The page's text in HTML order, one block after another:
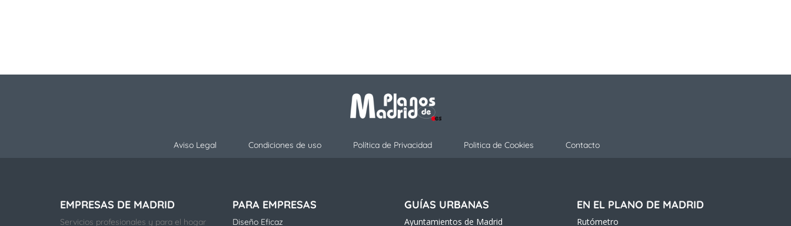
Aviso Legal Condiciones de uso Política de Privacidad Politica de Cookies Contacto
EMPRESAS DE MADRID
Servicios profesionales y para el hogar
PARA EMPRESAS
Diseño Eficaz
GUÍAS URBANAS
Ayuntamientos de Madrid
EN EL PLANO DE MADRID
Rutómetro